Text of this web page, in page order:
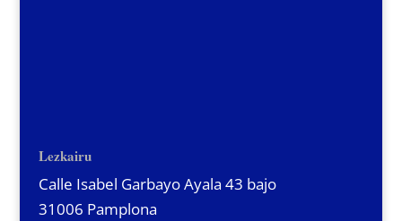
Lezkairu
Calle Isabel Garbayo Ayala 43 bajo
31006 Pamplona